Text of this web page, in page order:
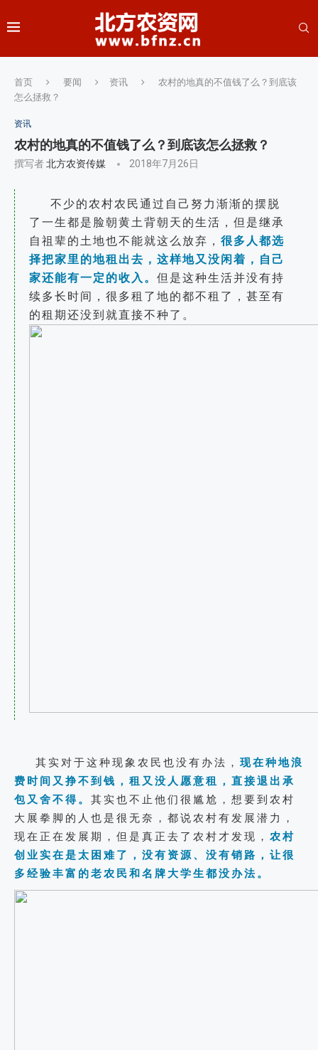
首页 要闻 资讯
农村的地真的不值钱了么？到底该
怎么拯救？
资讯
农村的地真的不值钱了么？到底该怎么拯救？
撰写者北方农资传媒 2018年7月26日
不少的农村农民通过自己努力渐渐的摆脱
了一生都是脸朝黄土背朝天的生活，但是继承
自祖辈的土地也不能就这么放弃， 很多人都选
择把家里的地租出去，这样地又没闲着，自己
家还能有一定的收入。 但是这种生活并没有持
续多长时间，很多租了地的都不租了，甚至有
的租期还没到就直接不种了。
其实对于这种现象农民也没有办法， 现在种地浪
费时间又挣不到钱，租又没人愿意租，直接退出承
包又舍不得。 其实也不止他们很尴尬，想要到农村
大展拳脚的人也是很无奈，都说农村有发展潜力，
现在正在发展期，但是真正去了农村才发现， 农村
创业实在是太困难了，没有资源、没有销路，让很
多经验丰富的老农民和名牌大学生都没办法。